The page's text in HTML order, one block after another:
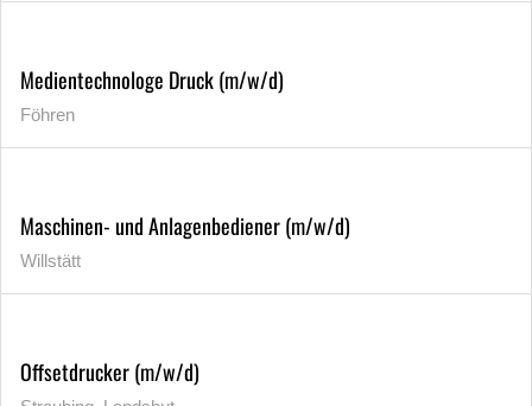
Medientechnologe Druck (m/w/d)
Föhren
Maschinen- und Anlagenbediener (m/w/d)
Willstätt
Offsetdrucker (m/w/d)